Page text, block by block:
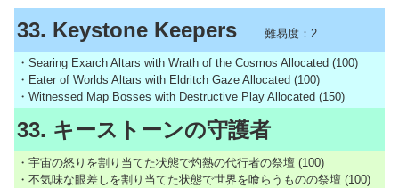
33. Keystone Keepers 難易度：2
・Searing Exarch Altars with Wrath of the Cosmos Allocated (100)
・Eater of Worlds Altars with Eldritch Gaze Allocated (100)
・Witnessed Map Bosses with Destructive Play Allocated (150)
33. キーストーンの守護者
・宇宙の怒りを割り当てた状態で灼熱の代行者の祭壇 (100)
・不気味な眼差しを割り当てた状態で世界を喰らうものの祭壇 (100)